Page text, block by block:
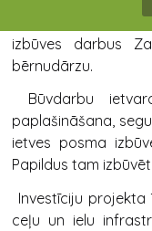
Tukuma novada
izbūves darbus
bērnudārzu.
Būvdarbu
paplašināšana,
ietves posma
Papildus tam
Investīciju
ceļu un ielu